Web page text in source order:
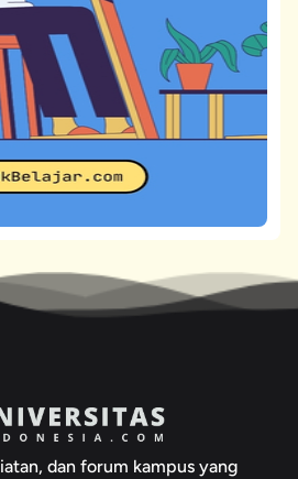
dan forum kampus yang